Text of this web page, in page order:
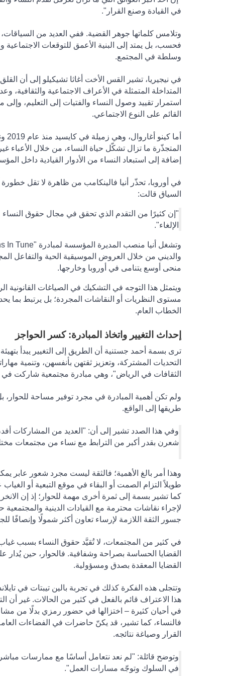
في القيادة وصنع القرار".
وتلامس كلماتها جوهر القضية. ففي العديد من
فحسب، بل يمتد إلى البنية الأعمق للتوقعات الاجتماعية
وسلطة في المجتمع.
في نيجيريا، تشير القس الأخت أغاثا تشيكيلو إلى أن
المتداخلة المتمثلة في الأعراف الاجتماعية
استمرار تقييد وصول النساء والفتيات إلى التعليم،
القائم على النوع الاجتماعي.
أما كينو أغاروال
،
المتجذّرة ما تزال تشكّل حياة النساء، من خلال الأعباء
إضافة إلى استبعاد النساء من الأدوار القيادية داخل
في أوروبا، تحذّر أنيا فالينكامب من ظاهرة لا تقل خطورة
السياق قالت:
"إن كثيرًا من التقدم الذي تحقق في مجال حقوق النساء
الإلغاء".
وتشغل أنيا منصب المديرة المؤسسة لمبادرة "In Tune
والديني من خلال العروض الموسيقية الحية والتفاعل
منحى أوسع يتنامى في أوروبا وخارجها.
ويتمثل هذا التوجه في التشكيك في الصياغات القانونية
مستوى النظريات أو النقاشات المجردة؛ بل يرتبط بما
الخطاب العام.
إحداث التغيير واتخاذ المبادرة: كسر الحواجز
ترى بسمة أحمد جستنية أن الطريق إلى التغيير يبدأ
التحديات المشتركة، وتعزيز ثقتهن بأنفسهن، وتنمية
الثقافات في الرياض"، وهي مبادرة مجتمعية شاركت في
ولم تكن أهمية المبادرة في مجرد توفير مساحة
طريقها إلى الواقع.
وفي هذا الصدد تشير إلى أن: "العديد من المشاركات
شعرن بقدر أكبر من الترابط مع نساء من مجتمعات
وهذا أمر بالغ الأهمية؛ فالثقة ليست مجرد شعور عابر
طويلاً التزام الصمت أو البقاء في موقع التبعية أو
كما تشير بسمة إلى ثمرة أخرى مهمة للحوار؛ إذ إن
لإجراء نقاشات محترمة مع القيادات الدينية
جسور الثقة اللازمة لإرساء تعاون أكثر شمولًا وإنصافًا
في كثير من المجتمعات، لا تُقيَّد حقوق النساء بسبب
القضايا الحساسة بصراحة وشفافية. فالحوار، حين يُدار
القضايا المعقدة بصدق ومسؤولية.
وتتجلى هذه الفكرة كذلك في تجربة بالين تيبتات في
هذا الاعتراف قائم بالفعل في كثير من الحالات. غير
في أحيان كثيرة – اختزالها في حضور رمزي بدلًا من
فالنساء، كما تشير، قد يكنّ حاضرات في الفضاءات
القرار وصياغة نتائجه.
وتوضح قائلة: "لم نعد نتعامل أساسًا مع ممارسات
في السلوك وتوجّه مسارات العمل".